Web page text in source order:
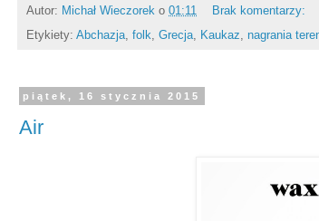
Autor: Michał Wieczorek o 01:11
Brak komentarzy:
Etykiety: Abchazja, folk, Grecja, Kaukaz, nagrania
piątek, 16 stycznia 2015
Air